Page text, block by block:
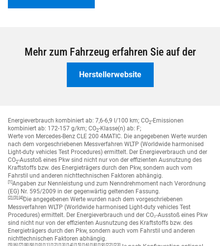
Fahrzeug-Ankauf
Mehr zum Fahrzeug erfahren Sie auf der
Herstellerwebsite
Energieverbrauch kombiniert ab: 7,6-6,9 l/100 km;
kombiniert ab: 172-157 g/km; CO -Klasse(n) ab: F;
Werte von Mercedes-Benz CLE 200 4MATIC. Die angegebenen Werte wurden
nach dem vorgeschriebenen Messverfahren WLTP (Worldwide harmonised
Light-duty vehicles Test Procedures) ermittelt. Der Energieverbrauch und der
CO -Ausstoß eines Pkw sind nicht nur von der effizienten Ausnutzung des
Kraftstoffs bzw. des Energieträgers durch den Pkw, sondern auch vom
Fahrstil und anderen nichttechnischen Faktoren abhängig.
[1]Angaben zur Nennleistung und zum Nenndrehmoment nach Verordnung
(EG) Nr. 595/2009 in der gegenwärtig geltenden Fassung.
[2],[3],[4]Die angegebenen Werte wurden nach dem vorgeschriebenen
Messverfahren WLTP (Worldwide harmonised Light-duty vehicles Test
Procedures) ermittelt. Der Energieverbrauch und der CO₂-Ausstoß eines Pkw
sind nicht nur von der effizienten Ausnutzung des Kraftstoffs bzw. des
Energieträgers durch den Pkw, sondern auch vom Fahrstil und anderen